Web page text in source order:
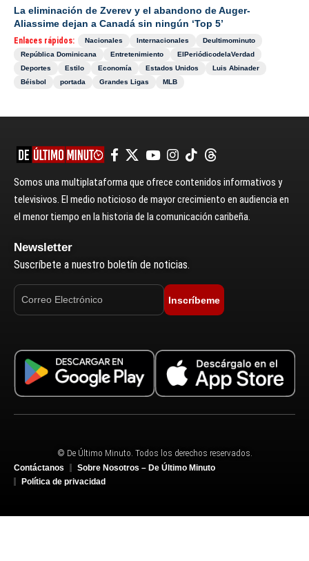
La eliminación de Zverev y el abandono de Auger-
Aliassime dejan a Canadá sin ningún ‘Top 5’
Enlaces rápidos: Nacionales Internacionales
Deultimominuto
República Dominicana
Entretenimiento
ElPeriódicodelaVerdad
Deportes
Estilo Economía Estados Unidos
Luis Abinader
Béisbol
portada Grandes Ligas MLB
Somos una multiplataforma que ofrece contenidos informativos y
televisivos. El medio noticioso de mayor crecimiento en audiencia en
el menor tiempo en la historia de la comunicación caribeña.
Newsletter
Suscríbete a nuestro boletín de noticias.
Inscríbeme
© De Último Minuto. Todos los derechos reservados.
Contáctanos
Sobre Nosotros – De Último Minuto
Política de privacidad